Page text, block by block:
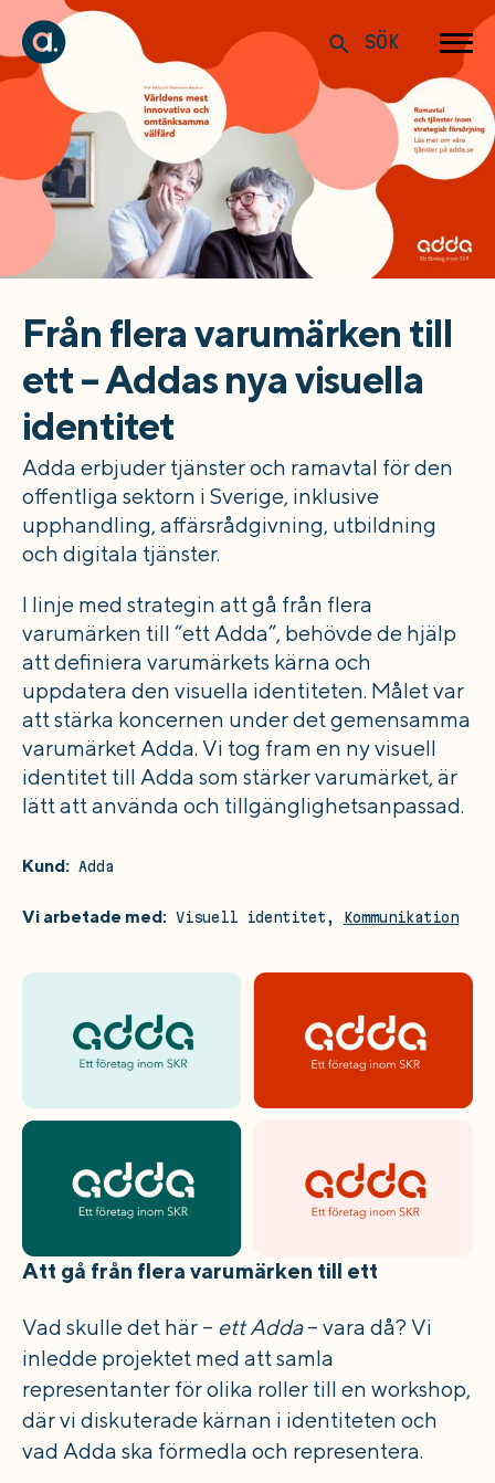
SÖK
Från flera varumärken till
ett – Addas nya visuella
identitet
Adda erbjuder tjänster och ramavtal för den
offentliga sektorn i Sverige, inklusive
upphandling, affärsrådgivning, utbildning
och digitala tjänster.
I linje med strategin att gå från flera
varumärken till “ett Adda”, behövde de hjälp
att definiera varumärkets kärna och
uppdatera den visuella identiteten. Målet var
att stärka koncernen under det gemensamma
varumärket Adda. Vi tog fram en ny visuell
identitet till Adda som stärker varumärket, är
lätt att använda och tillgänglighetsanpassad.
Kund: Adda
Vi arbetade med: Visuell identitet, Kommunikation
Att gå från flera varumärken till ett
Vad skulle det här – ett Adda– vara då? Vi
inledde projektet med att samla
representanter för olika roller till en workshop,
där vi diskuterade kärnan i identiteten och
vad Adda ska förmedla och representera.